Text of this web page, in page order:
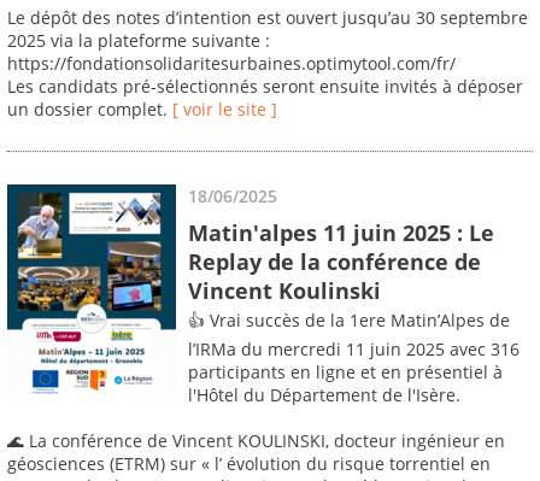
Le dépôt des notes d’intention est ouvert jusqu’au 30 septembre
2025 via la plateforme suivante :
https://fondationsolidaritesurbaines.optimytool.com/fr/
Les candidats pré-sélectionnés seront ensuite invités à déposer
un dossier complet. [ voir le site ]
18/06/2025
Matin'alpes 11 juin 2025 : Le
Replay de la conférence de
Vincent Koulinski
👍 Vrai succès de la 1ere Matin’Alpes de
l’IRMa du mercredi 11 juin 2025 avec 316
participants en ligne et en présentiel à
l'Hôtel du Département de l'Isère.
🌊 La conférence de Vincent KOULINSKI, docteur ingénieur en
géosciences (ETRM) sur « l’ évolution du risque torrentiel en